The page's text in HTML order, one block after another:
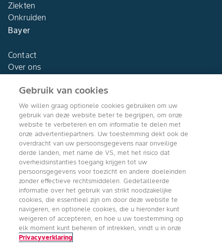
Ziekten
Onkruiden
Bayer
Contact
Over ons
Agro Bayer
Nederland
Volg ons
Copyright © Bayer Crop Science 2024
Gebruik van cookies
We willen graag optionele cookies gebruiken om uw
gebruik van deze website beter te begrijpen, om onze
website te verbeteren en om informatie te delen met
onze advertentiepartners. Uw toestemming dekt ook de
overdracht van uw persoonsgegevens naar onveilige
derde landen, met name de VS, met het risico dat
overheidsinstanties toegang krijgen tot uw
persoonsgegevens voor toezicht en andere doeleinden
zonder effectieve rechtsmiddelen. Gedetailleerde
informatie over het gebruik van strikt noodzakelijke
cookies, die essentieel zijn om door deze website te
navigeren, en optionele cookies, die u hieronder kunt
weigeren of accepteren, en hoe u uw toestemming op
elk moment kunt beheren of intrekken, vindt u in onze
Privacyverklaring